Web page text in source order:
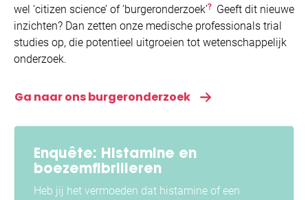
wel ‘citizen science’ of ‘burgeronderzoek’? Geeft dit nieuwe
inzichten? Dan zetten onze medische professionals trial
studies op, die potentieel uitgroeien tot wetenschappelijk
onderzoek.
Ga naar ons burgeronderzoek
Enquête: Histamine en
boezemfibrilleren
Heb jij het vermoeden dat histamine of een